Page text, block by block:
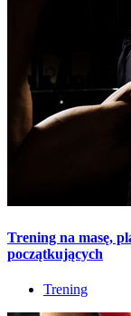
Trening na masę,
początkujących
Trening